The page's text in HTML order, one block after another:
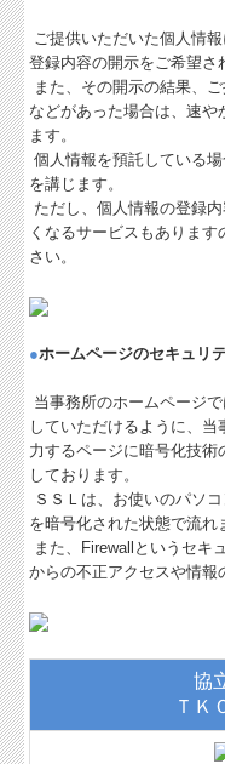
ご提供いただいた個人情
登録内容の開示をご希望さ
また、その開示の結果、
などがあった場合は、速や
ます。
個人情報を預託している
を講じます。
ただし、個人情報の登録
くなるサービスもありま
さい。
●ホームページのセキュリ
当事務所のホームページ
していただけるように、
力するページに暗号化技
しております。
ＳＳＬは、お使いのパソ
を暗号化された状態で流れ
また、Firewallというセキ
からの不正アクセスや情報
協
ＴＫ